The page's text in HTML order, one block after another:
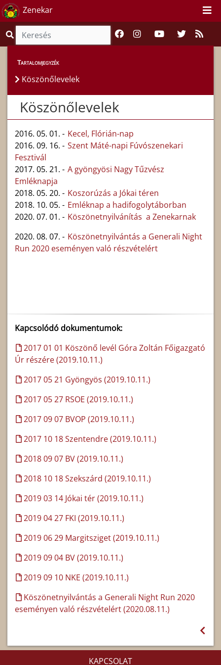
Zenekar
Híreink > Köszönőlevelek
Tartalomjegyzék
Köszönőlevelek
Köszönőlevelek
2016. 05. 01. - Kecel, Flórián-nap
2016. 09. 16. - Szent Máté-napi Fúvószenekari
Fesztivál
2017. 05. 21. - A gyöngyösi Nagy Tűzvész
Emléknapja
2018. 05. 20. - Koszorúzás a Jókai téren
2018. 10. 05. - Emléknap a hadifogolytáborban
2020. 07. 01. - Köszönetnyilvánítás a Zenekarnak
2020. 08. 07. - Köszönetnyilvántás a Generali Night
Run 2020 eseményen való részvételért
Kapcsolódó dokumentumok:
2017 01 01 Köszönő levél Góra Zoltán Főigazgató
Úr részére (2019.10.11.)
2017 05 21 Gyöngyös (2019.10.11.)
2017 05 27 RSOE (2019.10.11.)
2017 09 07 BVOP (2019.10.11.)
2017 10 18 Szentendre (2019.10.11.)
2018 09 07 BV (2019.10.11.)
2018 10 18 Szekszárd (2019.10.11.)
2019 03 14 Jókai tér (2019.10.11.)
2019 04 27 FKI (2019.10.11.)
2019 06 29 Margitsziget (2019.10.11.)
2019 09 04 BV (2019.10.11.)
2019 09 10 NKE (2019.10.11.)
Köszönetnyilvántás a Generali Night Run 2020
eseményen való részvételért (2020.08.11.)
KAPCSOLAT